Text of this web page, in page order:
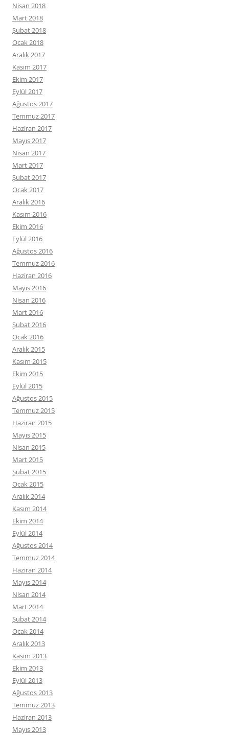
Nisan 2018
Mart 2018
Şubat 2018
Ocak 2018
Aralık 2017
Kasım 2017
Ekim 2017
Eylül 2017
Ağustos 2017
Temmuz 2017
Haziran 2017
Mayıs 2017
Nisan 2017
Mart 2017
Şubat 2017
Ocak 2017
Aralık 2016
Kasım 2016
Ekim 2016
Eylül 2016
Ağustos 2016
Temmuz 2016
Haziran 2016
Mayıs 2016
Nisan 2016
Mart 2016
Şubat 2016
Ocak 2016
Aralık 2015
Kasım 2015
Ekim 2015
Eylül 2015
Ağustos 2015
Temmuz 2015
Haziran 2015
Mayıs 2015
Nisan 2015
Mart 2015
Şubat 2015
Ocak 2015
Aralık 2014
Kasım 2014
Ekim 2014
Eylül 2014
Ağustos 2014
Temmuz 2014
Haziran 2014
Mayıs 2014
Nisan 2014
Mart 2014
Şubat 2014
Ocak 2014
Aralık 2013
Kasım 2013
Ekim 2013
Eylül 2013
Ağustos 2013
Temmuz 2013
Haziran 2013
Mayıs 2013